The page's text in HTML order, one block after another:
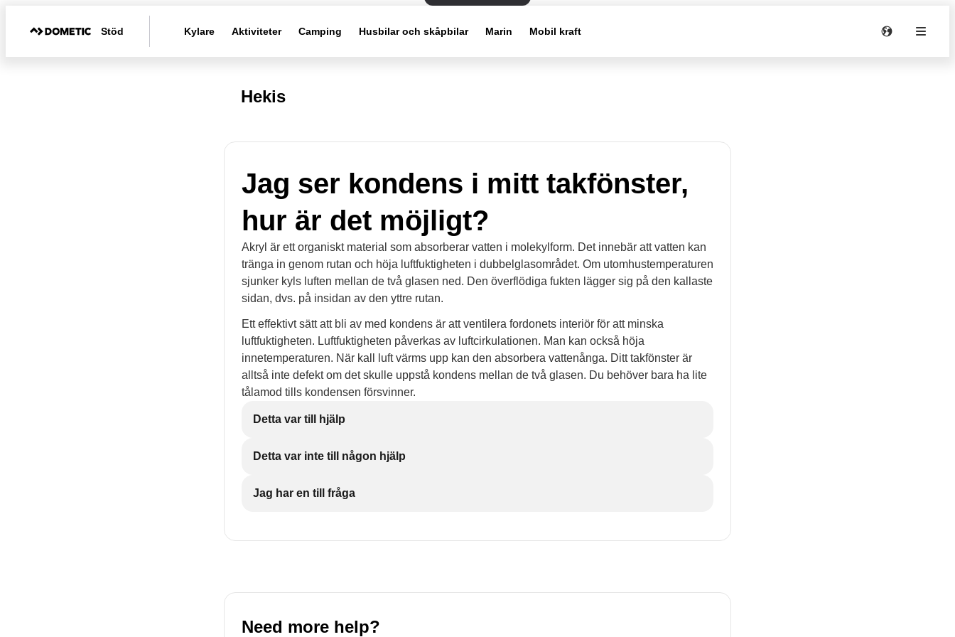
Stöd Kylare Aktiviteter Camping Husbilar och skåpbilar Marin Mobil kraft
Hekis
Jag ser kondens i mitt takfönster,
hur är det möjligt?
Akryl är ett organiskt material som absorberar vatten i molekylform. Det innebär att vatten kan
tränga in genom rutan och höja luftfuktigheten i dubbelglasområdet. Om utomhustemperaturen
sjunker kyls luften mellan de två glasen ned. Den överflödiga fukten lägger sig på den kallaste
sidan, dvs. på insidan av den yttre rutan.
Ett effektivt sätt att bli av med kondens är att ventilera fordonets interiör för att minska
luftfuktigheten. Luftfuktigheten påverkas av luftcirkulationen. Man kan också höja
innetemperaturen. När kall luft värms upp kan den absorbera vattenånga. Ditt takfönster är
alltså inte defekt om det skulle uppstå kondens mellan de två glasen. Du behöver bara ha lite
tålamod tills kondensen försvinner.
Detta var till hjälp
Detta var inte till någon hjälp
Jag har en till fråga
Need more help?